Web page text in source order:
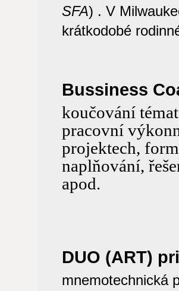
SFA) . V
krátkodobé
Bussiness
koučování
pracovní
projektech,
naplňování,
apod.
DUO (ART)
mnemotechnická